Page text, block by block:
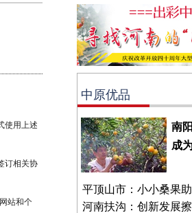
使用上述
订相关协
站和个
中原优品
南
成
平顶山市：小小桑果
河南扶沟：创新发展